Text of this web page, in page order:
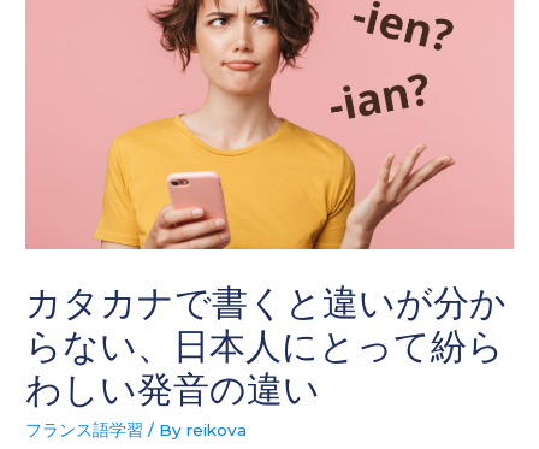
カタカナで書くと違いが分か
らない、日本人にとって紛ら
わしい発音の違い
フランス語学習 / Byreikova